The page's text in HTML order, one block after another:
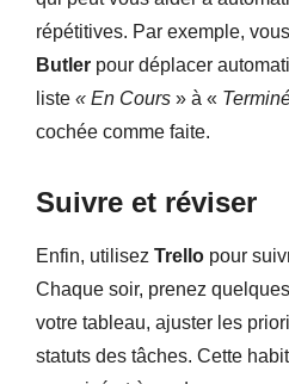
répétitives. Par exemple,
Butler pour déplacer
liste « En Cours » à «
cochée comme faite.
Suivre et réviser
Enfin, utilisez Trello pour
Chaque soir, prenez
votre tableau, ajuster les
statuts des tâches. Cette